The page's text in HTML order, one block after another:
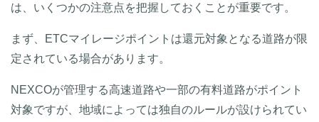
は、いくつかの注意点を把握しておくことが重要です。
まず、ETCマイレージポイントは還元対象となる道路が限
定されている場合があります。
NEXCOが管理する高速道路や一部の有料道路がポイント
対象ですが、地域によっては独自のルールが設けられてい